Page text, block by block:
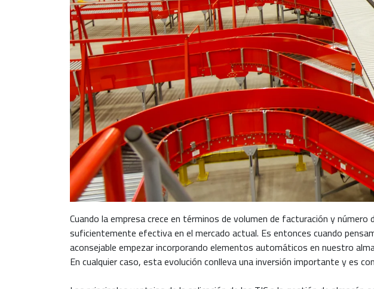
Cuando la empresa crece en términos de volumen de facturación y
suficientemente efectiva en el mercado actual. Es entonces cuando
aconsejable empezar incorporando elementos automáticos en nuestro
En cualquier caso, esta evolución conlleva una inversión importante y es